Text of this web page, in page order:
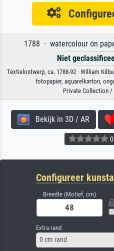
1788 · watercolour on
Niet
Textielontwerp, ca. 1788-92 · William
fotopapier, aquarelkarton,
Private Collection /
Bekijk in 3D / AR
Configureer
Breedte (Motief, cm)
Extra rand
0 cm rand